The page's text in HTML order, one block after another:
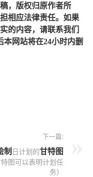
，版权归原作者所
相应法律责任。如果
的内容，请联系我们
本网站将在24小时内删
下一篇:
制 日计划的甘特图
特图可以表明计划任
务）